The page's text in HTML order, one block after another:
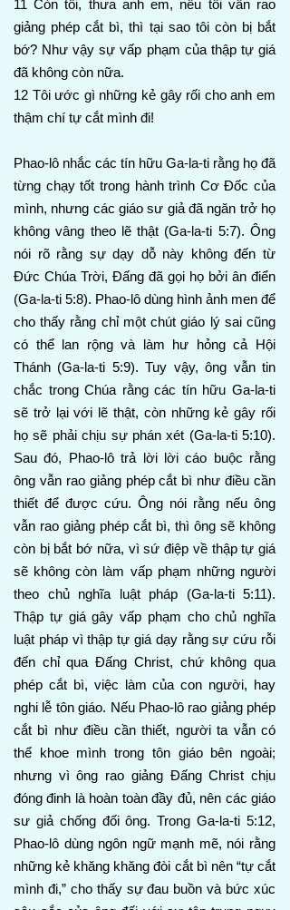
11 Còn tôi, thưa anh em, nếu tôi vẫn rao
giảng phép cắt bì, thì tại sao tôi còn bị bắt
bớ? Như vậy sự vấp phạm của thập tự giá
đã không còn nữa.
12 Tôi ước gì những kẻ gây rối cho anh em
thậm chí tự cắt mình đi!
Phao-lô nhắc các tín hữu Ga-la-ti rằng họ đã
từng chạy tốt trong hành trình Cơ Đốc của
mình, nhưng các giáo sư giả đã ngăn trở họ
không vâng theo lẽ thật (Ga-la-ti 5:7). Ông
nói rõ rằng sự dạy dỗ này không đến từ
Đức Chúa Trời, Đấng đã gọi họ bởi ân điển
(Ga-la-ti 5:8). Phao-lô dùng hình ảnh men để
cho thấy rằng chỉ một chút giáo lý sai cũng
có thể lan rộng và làm hư hỏng cả Hội
Thánh (Ga-la-ti 5:9). Tuy vậy, ông vẫn tin
chắc trong Chúa rằng các tín hữu Ga-la-ti
sẽ trở lại với lẽ thật, còn những kẻ gây rối
họ sẽ phải chịu sự phán xét (Ga-la-ti 5:10).
Sau đó, Phao-lô trả lời lời cáo buộc rằng
ông vẫn rao giảng phép cắt bì như điều cần
thiết để được cứu. Ông nói rằng nếu ông
vẫn rao giảng phép cắt bì, thì ông sẽ không
còn bị bắt bớ nữa, vì sứ điệp về thập tự giá
sẽ không còn làm vấp phạm những người
theo chủ nghĩa luật pháp (Ga-la-ti 5:11).
Thập tự giá gây vấp phạm cho chủ nghĩa
luật pháp vì thập tự giá dạy rằng sự cứu rỗi
đến chỉ qua Đấng Christ, chứ không qua
phép cắt bì, việc làm của con người, hay
nghi lễ tôn giáo. Nếu Phao-lô rao giảng phép
cắt bì như điều cần thiết, người ta vẫn có
thể khoe mình trong tôn giáo bên ngoài;
nhưng vì ông rao giảng Đấng Christ chịu
đóng đinh là hoàn toàn đầy đủ, nên các giáo
sư giả chống đối ông. Trong Ga-la-ti 5:12,
Phao-lô dùng ngôn ngữ mạnh mẽ, nói rằng
những kẻ khăng khăng đòi cắt bì nên “tự cắt
mình đi,” cho thấy sự đau buồn và bức xúc